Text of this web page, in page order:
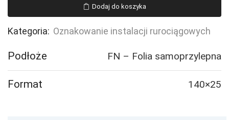
PRZEWÓD
GAŚNICZY
-
naklejek
Dodaj do koszyka
Kategoria: Oznakowanie instalacji rurociągowych
Podłoże FN – Folia samoprzylepna
Format 140×25